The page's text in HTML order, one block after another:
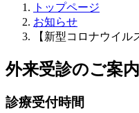
トップページ
お知らせ
【新型コロナウイ
外来受診のご案内
診療受付時間